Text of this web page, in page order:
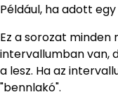
Például, ha adott
Ez a sorozat
intervallumban van,
a lesz. Ha az
"bennlakó".